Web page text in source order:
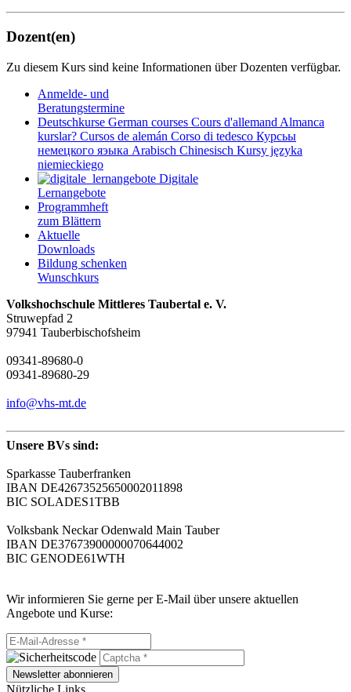
Dozent(en)
Zu diesem Kurs sind keine Informationen über Dozenten verfügbar.
Anmelde- und
Beratungstermine
Deutschkurse German courses Cours d'allemand Almanca
kurslar? Cursos de alemán Corso di tedesco Курсьы
немецкого яэыка Arabisch Chinesisch Kursy języka
niemieckiego
Digitale
Lernangebote
Programmheft
zum Blättern
Aktuelle
Downloads
Bildung schenken
Wunschkurs
Volkshochschule Mittleres Taubertal e. V.
Struwepfad 2
97941 Tauberbischofsheim
09341-89680-0
09341-89680-29
info@vhs-mt.de
Unsere BVs sind:
Sparkasse Tauberfranken
IBAN DE42673525650002011898
BIC SOLADES1TBB
Volksbank Neckar Odenwald Main Tauber
IBAN DE37673900000070644002
BIC GENODE61WTH
Wir informieren Sie gerne per E-Mail über unsere aktuellen
Angebote und Kurse:
Newsletter abonnieren
Nützliche Links